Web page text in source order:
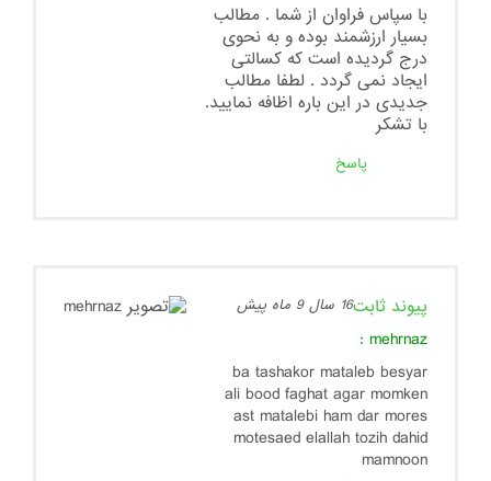
با سپاس فراوان از شما . مطالب
بسیار ارزشمند بوده و به نحوی
درج گردیده است که کسالتی
ایجاد نمی گردد . لطفا مطالب
جدیدی در این باره اظافه نمایید.
با تشکر
پاسخ
پیوند ثابت16 سال 9 ماه پیش
mehrnaz
:
ba tashakor mataleb besyar
ali bood faghat agar momken
ast matalebi ham dar mores
motesaed elallah tozih dahid
mamnoon